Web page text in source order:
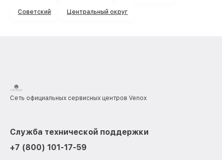
Советский Центральный округ
Сеть официальных сервисных центров Venox
Служба технической поддержки
+7 (800) 101-17-59